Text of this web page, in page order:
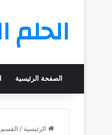
الصفحة الرئيسية
الرئيسية / القسم